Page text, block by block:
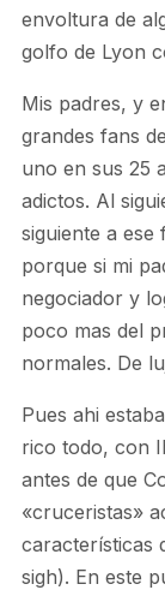
envoltura de
golfo de Lyon
Mis padres, y
grandes fans
uno en sus 25
adictos. Al
siguiente a
porque si mi
negociador y
poco mas del
normales. De
Pues ahi
rico todo, con
antes de que
«cruceristas»
características
sigh). En este